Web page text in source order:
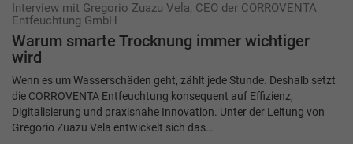
Interview mit Gregorio Zuazu Vela, CEO der CORROVENTA
Entfeuchtung GmbH
Warum smarte Trocknung immer wichtiger
wird
Wenn es um Wasserschäden geht, zählt jede Stunde. Deshalb setzt
die CORROVENTA Entfeuchtung konsequent auf Effizienz,
Digitalisierung und praxisnahe Innovation. Unter der Leitung von
Gregorio Zuazu Vela entwickelt sich das…